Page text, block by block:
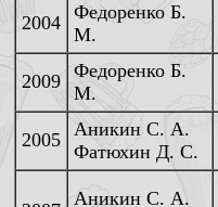
2004 Федоренко Б.
М.
2009 Федоренко Б.
М.
2005 Аникин С. А.
Фатюхин Д. С.
Аникин С. А.